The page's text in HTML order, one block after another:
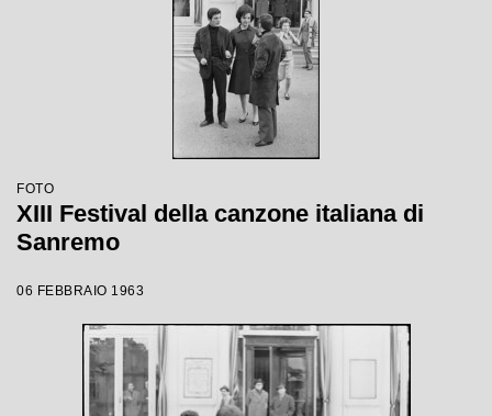
FOTO
XIII Festival della canzone italiana di
Sanremo
06 FEBBRAIO 1963